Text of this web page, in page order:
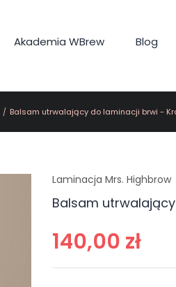
Akademia WBrew Blog
Balsam utrwalający do laminacji brwi -
Laminacja Mrs. Highbrow
Balsam
140,00 zł